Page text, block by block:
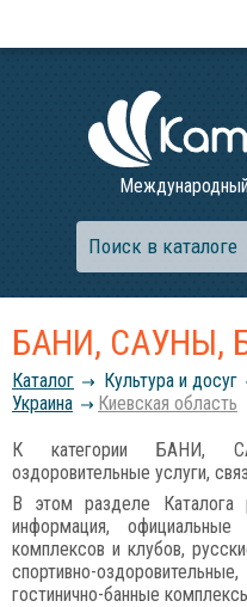
Международный
БАНИ, САУНЫ,
Каталог Культура и досуг
Украина
Киевская область
К категории БАНИ,
оздоровительные услуги,
В этом разделе Каталога
информация,
комплексов и клубов,
спортивно-
гостинично-банные